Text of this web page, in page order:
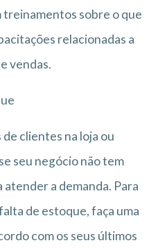
treinamentos sobre o que
relacionadas a
vendas.
clientes na loja ou
seu negócio não tem
a demanda. Para
de estoque, faça uma
com os seus últimos